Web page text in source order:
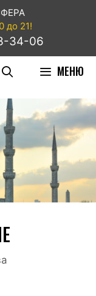
до 21!
34-06
МЕНЮ